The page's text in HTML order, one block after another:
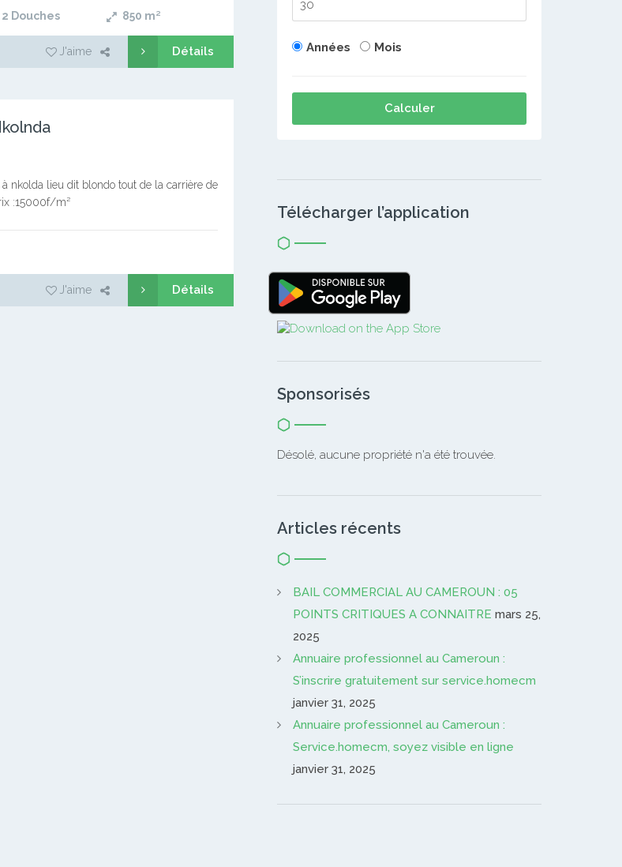
2 Douches 850 m²
J'aime Détails
nkolda lieu dit blondo tout de la carrière de
:15000f/m²
J'aime Détails
Années Mois
Calculer
Télécharger l’application
Sponsorisés
Désolé, aucune propriété n'a été trouvée.
Articles récents
BAIL COMMERCIAL AU CAMEROUN : 05
POINTS CRITIQUES A CONNAITRE mars 25,
2025
Annuaire professionnel au Cameroun :
S’inscrire gratuitement sur service.homecm
janvier 31, 2025
Annuaire professionnel au Cameroun :
Service.homecm, soyez visible en ligne
janvier 31, 2025